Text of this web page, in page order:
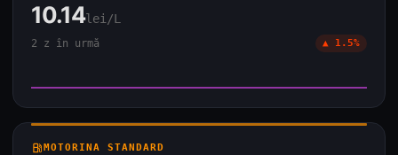
10.14lei/L
2 z în urmă ▲ 1.5%
local_gas_stationMOTORINA STANDARD